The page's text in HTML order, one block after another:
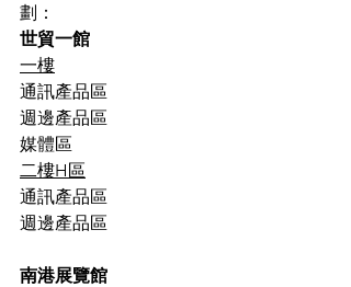
劃：
世貿一館
一樓
通訊產品區
週邊產品區
媒體區
二樓H區
通訊產品區
週邊產品區
南港展覽館